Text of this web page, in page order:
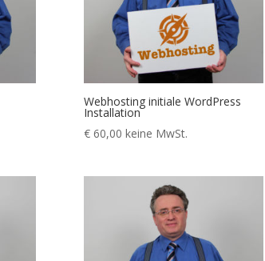
Webhosting initiale WordPress
Installation
€60,00 keine MwSt.